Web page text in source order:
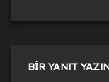
BIR YANIT YAZIN